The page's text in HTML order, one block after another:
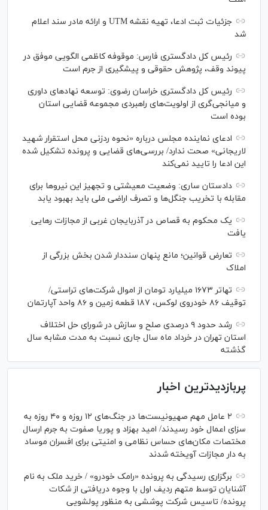
جزئیات ثبت ادعا، تهیه نقشه UTM و ارائه مادر سند اعلام
شد
رئیس کل دادگستری فارس: موقوفه کاظمی الگویی موفق در
پیوند وقف، پژوهش حقوقی و پیشگیری از جرم است
رئیس کل دادگستری خراسان رضوی: توسعه نهاد‌های داوری
و میانجی‌گری از اولویت‌های راهبردی مجموعه قضایی استان
بوده است
ادعای نماینده مجلس درباره «نحوه ردزنی محل استقرار شهید
لاریجانی» صحت ندارد/ بررسی‌های قضایی و پرونده تشکیل شده
این ادعا را تایید نمی‌کند
دادستان ساری: وضعیت معیشتی و تجهیز این نیرو‌ها برای
مقابله با تخریب جنگل‌ها و تصرف اراضی ملی باید بهبود یابد
یک محکوم به قصاص در آذربایجان‌ غربی از مجازات رهایی
یافت
تعارض قوانین؛ مانع پنهان سنددار شدن بخش بزرگی از
املاک
تهاتر ۱۶۷۳ میلیارد تومان از اموال شرکت‌های تراستی/
توقیف ۸۶ خودروی لوکس، ۱۸۷ قطعه زمین و ۸۶ واحد آپارتمان
رشد حدود ۹ درصدی صلح و سازش در شورای حل اختلاف
استان تهران در خرداد ماه سال جاری نسبت به مدت مشابه سال
گذشته
پربازدیدترین اخبار
۲ عامل مهم صهیونیست‌ها در جنگ‌های ۱۲ روزه و ۴۰ روزه به
سزای اعمال خود رسیدند/ امید بهزاد و پوریا صفوت به جرم ارسال
مختصات مکان‌های حساس نظامی و امنیتی برای افسران موساد
به دار مجازات آویخته شدند
برگزاری رسیدگی به پرونده «رامک خودرو» / خرید ملک به نام
آشنایان توسط متهم ردیف اول با وجوه دریافتی از شکات
پرونده/ تاسیس شرکت پوششی به منظور پولشویی